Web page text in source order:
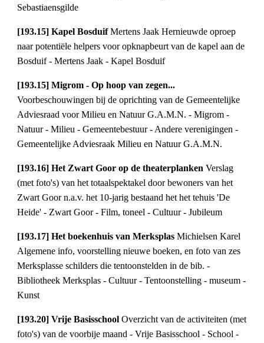
Sebastiaensgilde
[193.15] Kapel Bosduif Mertens Jaak Hernieuwde oproep
naar potentiële helpers voor opknapbeurt van de kapel aan de
Bosduif - Mertens Jaak - Kapel Bosduif
[193.15] Migrom - Op hoop van zegen...
Voorbeschouwingen bij de oprichting van de Gemeentelijke
Adviesraad voor Milieu en Natuur G.A.M.N. - Migrom -
Natuur - Milieu - Gemeentebestuur - Andere verenigingen -
Gemeentelijke Adviesraak Milieu en Natuur G.A.M.N.
[193.16] Het Zwart Goor op de theaterplanken Verslag
(met foto's) van het totaalspektakel door bewoners van het
Zwart Goor n.a.v. het 10-jarig bestaand het het tehuis 'De
Heide' - Zwart Goor - Film, toneel - Cultuur - Jubileum
[193.17] Het boekenhuis van Merksplas Michielsen Karel
Algemene info, voorstelling nieuwe boeken, en foto van zes
Merksplasse schilders die tentoonstelden in de bib. -
Bibliotheek Merksplas - Cultuur - Tentoonstelling - museum -
Kunst
[193.20] Vrije Basisschool Overzicht van de activiteiten (met
foto's) van de voorbije maand - Vrije Basisschool - School -